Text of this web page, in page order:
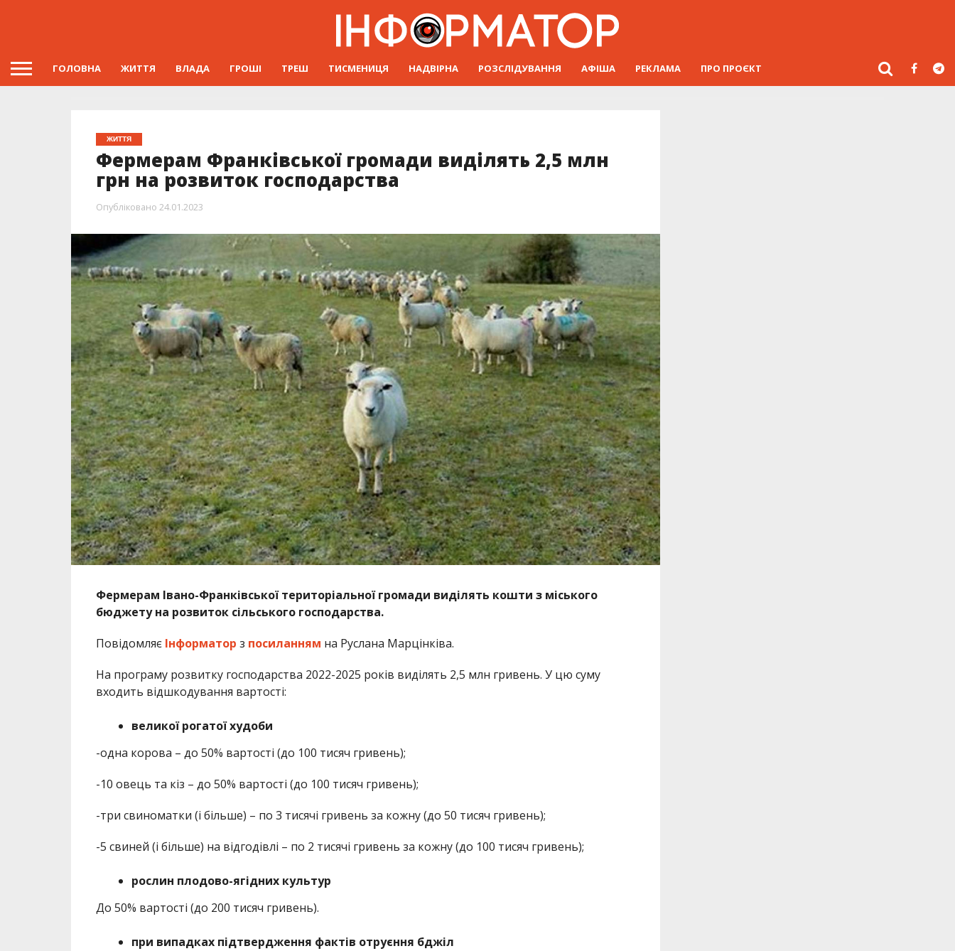
ГОЛОВНА ЖИТТЯ ВЛАДА ГРОШІ ТРЕШ ТИСМЕНИЦЯ НАДВІРНА РОЗСЛІДУВАННЯ АФІША РЕКЛАМА ПРО ПРОЄКТ
ЖИТТЯ
Фермерам Франківської громади виділять 2,5 млн
грн на розвиток господарства
Опубліковано 24.01.2023
Фермерам Івано-Франківської територіальної громади виділять кошти з міського
бюджету на розвиток сільського господарства.
Повідомляє Інформатор з посиланням на Руслана Марцінківа.
На програму розвитку господарства 2022-2025 років виділять 2,5 млн гривень. У цю суму
входить відшкодування вартості:
великої рогатої худоби
-одна корова – до 50% вартості (до 100 тисяч гривень);
-10 овець та кіз – до 50% вартості (до 100 тисяч гривень);
-три свиноматки (і більше) – по 3 тисячі гривень за кожну (до 50 тисяч гривень);
-5 свиней (і більше) на відгодівлі – по 2 тисячі гривень за кожну (до 100 тисяч гривень);
рослин плодово-ягідних культур
До 50% вартості (до 200 тисяч гривень).
при випадках підтвердження фактів отруєння бджіл